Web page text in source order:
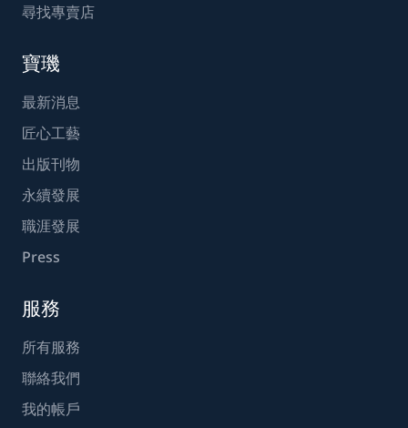
尋找專賣店
寶璣
最新消息
匠心工藝
出版刊物
永續發展
職涯發展
Press
服務
所有服務
聯絡我們
我的帳戶